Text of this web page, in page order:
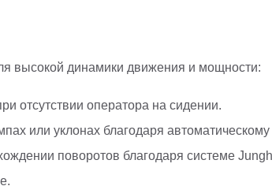
высокой динамики движения и мощности:
отсутствии оператора на сидении.
или уклонах благодаря
поворотов благодаря системе